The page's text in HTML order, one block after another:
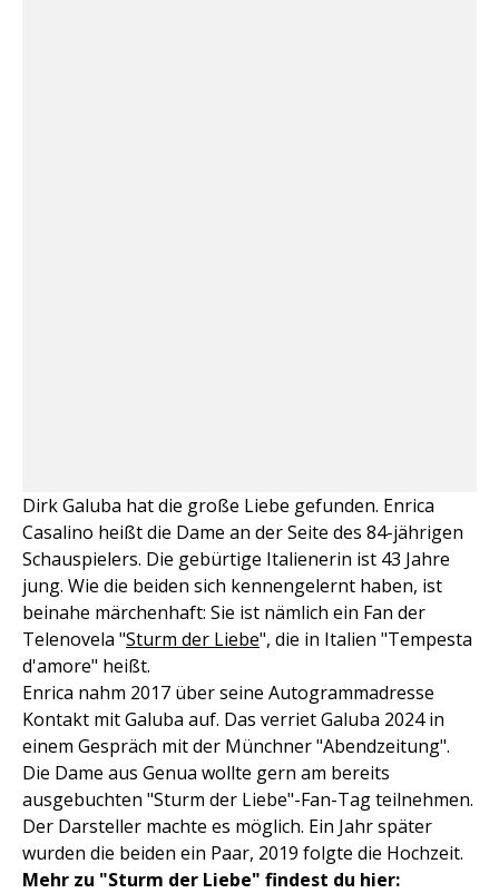
Dirk Galuba hat die große Liebe gefunden. Enrica
Casalino heißt die Dame an der Seite des 84-jährigen
Schauspielers. Die gebürtige Italienerin ist 43 Jahre
jung. Wie die beiden sich kennengelernt haben, ist
beinahe märchenhaft: Sie ist nämlich ein Fan der
Telenovela "Sturm der Liebe", die in Italien "Tempesta
d'amore" heißt.
Enrica nahm 2017 über seine Autogrammadresse
Kontakt mit Galuba auf. Das verriet Galuba 2024 in
einem Gespräch mit der Münchner "Abendzeitung".
Die Dame aus Genua wollte gern am bereits
ausgebuchten "Sturm der Liebe"-Fan-Tag teilnehmen.
Der Darsteller machte es möglich. Ein Jahr später
wurden die beiden ein Paar, 2019 folgte die Hochzeit.
Mehr zu "Sturm der Liebe" findest du hier: